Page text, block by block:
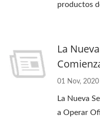
productos
La
01 Nov, 2020
La Nueva
a Operar